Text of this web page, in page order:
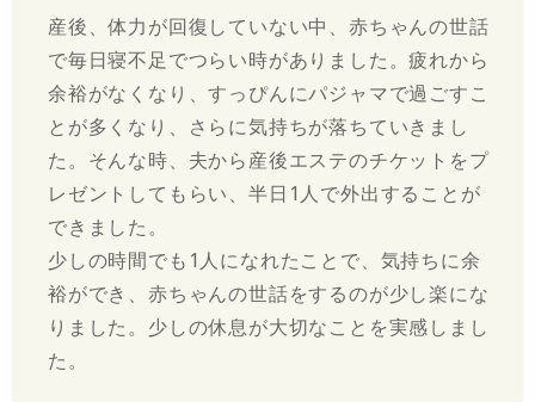
産後、体力が回復していない中、赤ちゃんの世話
で毎日寝不足でつらい時がありました。疲れから
余裕がなくなり、すっぴんにパジャマで過ごすこ
とが多くなり、さらに気持ちが落ちていきまし
た。そんな時、夫から産後エステのチケットをプ
レゼントしてもらい、半日1人で外出することが
できました。
少しの時間でも1人になれたことで、気持ちに余
裕ができ、赤ちゃんの世話をするのが少し楽にな
りました。少しの休息が大切なことを実感しまし
た。